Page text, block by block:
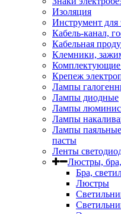
Изоляция
Инструмент для
Кабель-канал,
Кабельная
Клемники,
Комплектующие
Крепеж
Лампы
Лампы диодные
Лампы
Лампы
Лампы
пасты
Ленты
Люстры,
Бра,
Люстры